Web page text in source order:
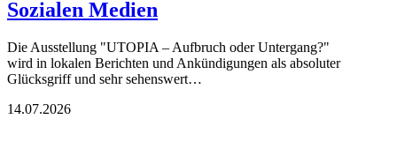
Sozialen Medien
Die Ausstellung "UTOPIA – Aufbruch oder Untergang?"
wird in lokalen Berichten und Ankündigungen als absoluter
Glücksgriff und sehr sehenswert…
14.07.2026